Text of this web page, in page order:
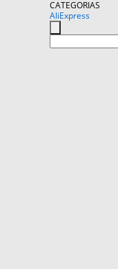
CATEGORIAS
AliExpress